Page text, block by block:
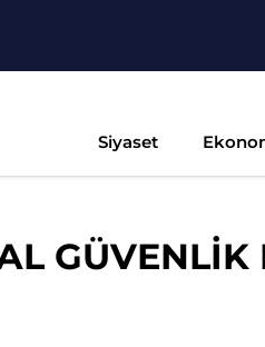
Siyaset
GÜVENLİK